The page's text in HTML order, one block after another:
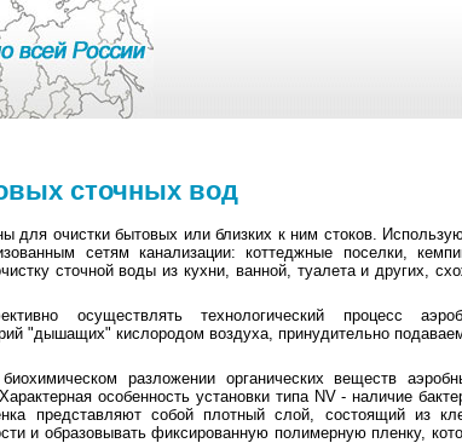
сточных вод
для очистки бытовых или близких к ним стоков.
сетям канализации: коттеджные поселки,
сточной воды из кухни, ванной, туалета и других,
осуществлять технологический процесс
"дышащих" кислородом воздуха, принудительно
разложении органических веществ
особенность установки типа NV - наличие
представляют собой плотный слой, состоящий из
и образовывать фиксированную полимерную пленку,